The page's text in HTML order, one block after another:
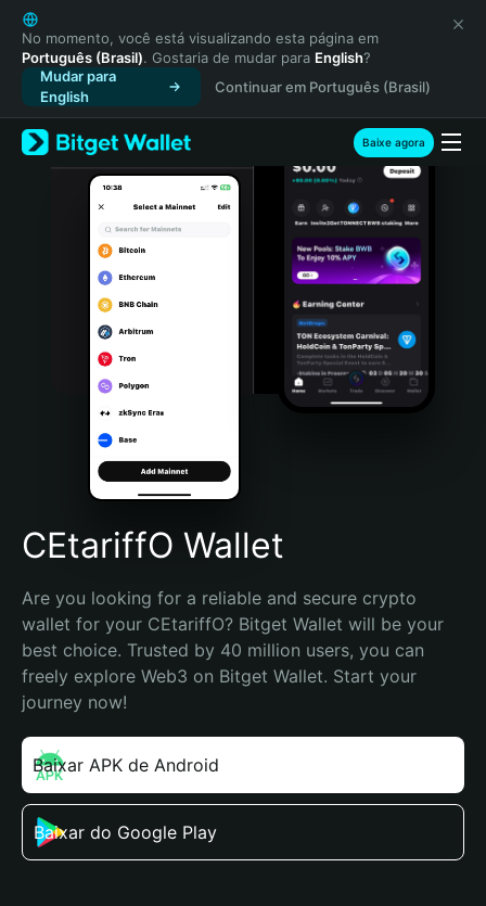
English
日本語
Tiếng Việt
Русский
Español (Latinoamérica)
Türkçe
Italiano
Português (Portugal)
Bahasa Indonesia
Português (Brasil)
Español (Argentina)
No momento, você está visualizando esta página em
Português (Brasil). Gostaria de mudar para English?
Mudar para
English
Continuar em Português (Brasil)
Baixe agora
CEtariffO Wallet
Are you looking for a reliable and secure crypto
wallet for your CEtariffO? Bitget Wallet will be your
best choice. Trusted by 40 million users, you can
freely explore Web3 on Bitget Wallet. Start your
journey now!
Baixar APK de Android
Baixar do Google Play